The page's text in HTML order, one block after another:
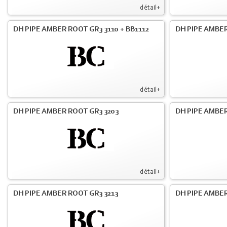
détail+
détail+
DH PIPE AMBER ROOT GR3 3110 + BB1112 DH PIPE
détail+
DH PIPE AMBER ROOT GR3 3203 DH PIPE
DH PIPE AMBER ROOT GR3 3213 DH PIPE